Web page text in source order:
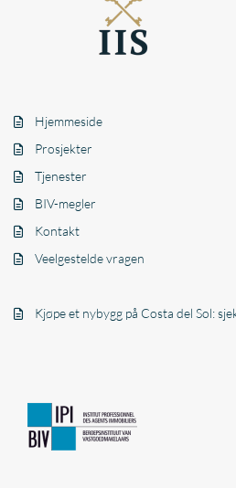
Hjemmeside
Prosjekter
Tjenester
BIV-megler
Kontakt
Veelgestelde vragen
Kjøpe et nybygg på Costa del Sol: